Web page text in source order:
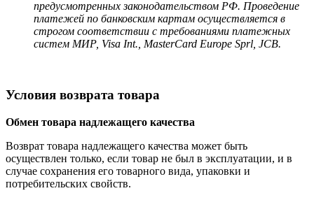
предусмотренных законодательством РФ. Проведение
платежей по банковским картам осуществляется в
строгом соответствии с требованиями платежных
систем МИР, Visa Int., MasterCard Europe Sprl, JCB.
Условия возврата товара
Обмен товара надлежащего качества
Возврат товара надлежащего качества может быть
осуществлен только, если товар не был в эксплуатации, и в
случае сохранения его товарного вида, упаковки и
потребительских свойств.